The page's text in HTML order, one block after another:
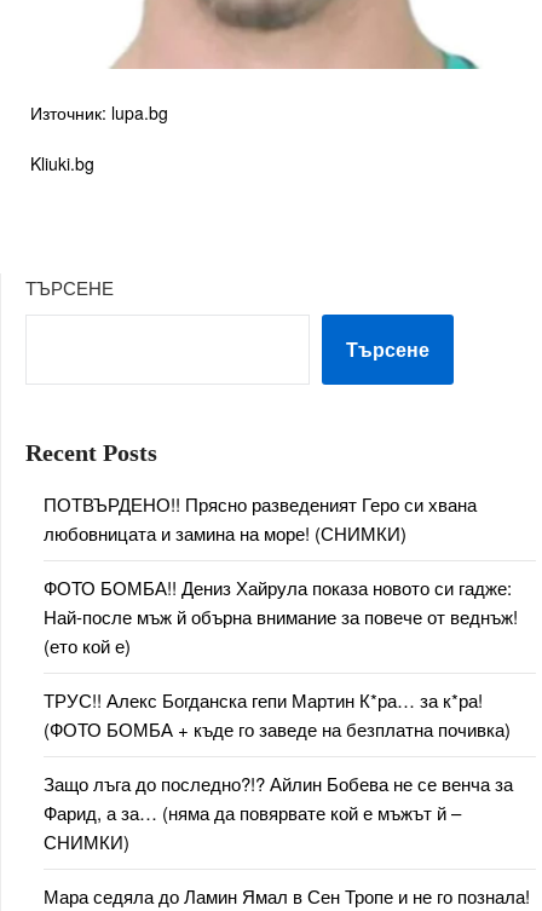
Източник: lupa.bg
Kliuki.bg
ТЪРСЕНЕ
Търсене
Recent Posts
ПОТВЪРДЕНО!! Прясно разведеният Геро си хвана
любовницата и замина на море! (СНИМКИ)
ФОТО БОМБА!! Дениз Хайрула показа новото си гадже:
Най-после мъж й обърна внимание за повече от веднъж!
(ето кой е)
ТРУС!! Алекс Богданска гепи Мартин К*ра… за к*ра!
(ФОТО БОМБА + къде го заведе на безплатна почивка)
Защо лъга до последно?!? Айлин Бобева не се венча за
Фарид, а за… (няма да повярвате кой е мъжът й –
СНИМКИ)
Мара седяла до Ламин Ямал в Сен Тропе и не го познала!